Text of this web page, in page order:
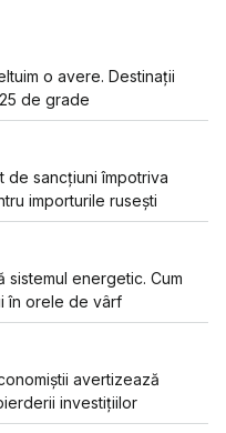
o avere. Destinații
de grade
de sancțiuni împotriva
importurile rusești
sistemul energetic. Cum
în orele de vârf
avertizează
investițiilor